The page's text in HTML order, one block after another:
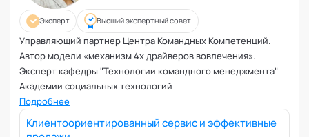
Организация и проведение переговоров
Оргконсультирование
Осознанность
Отношения в паре
Отношения с родителями
Пищевое поведение
Эксперт Высший экспертный совет
Управляющий партнер Центра Командных Компетенций.
Автор модели «механизм 4х драйверов вовлечения».
Эксперт кафедры "Технологии командного менеджмента"
Академии социальных технологий
Подробнее
Клиентоориентированный сервис и эффективные